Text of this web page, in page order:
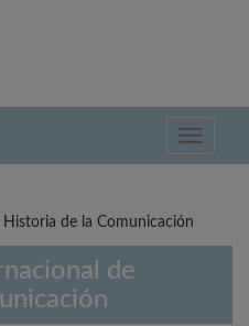
Toggle
de la Comunicación
de